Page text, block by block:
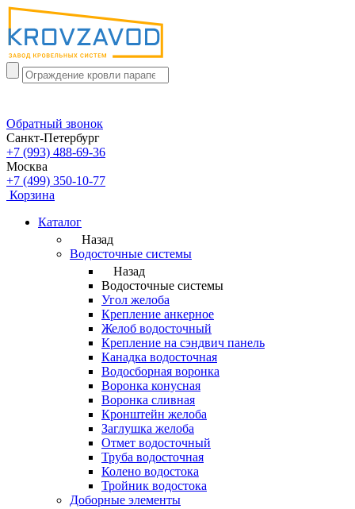
Обратный звонок
Санкт-Петербург
+7 (993) 488-69-36
Москва
+7 (499) 350-10-77
Корзина
Каталог
Назад
Водосточные системы
Назад
Водосточные системы
Угол желоба
Крепление анкерное
Желоб водосточный
Крепление на сэндвич панель
Канадка водосточная
Водосборная воронка
Воронка конусная
Воронка сливная
Кронштейн желоба
Заглушка желоба
Отмет водосточный
Труба водосточная
Колено водостока
Тройник водостока
Доборные элементы